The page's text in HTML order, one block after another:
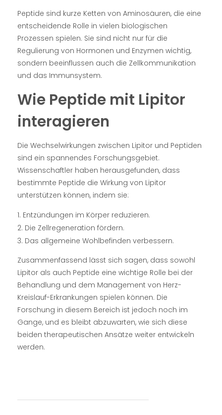
Peptide sind kurze Ketten von Aminosäuren, die eine
entscheidende Rolle in vielen biologischen
Prozessen spielen. Sie sind nicht nur für die
Regulierung von Hormonen und Enzymen wichtig,
sondern beeinflussen auch die Zellkommunikation
und das Immunsystem.
Wie Peptide mit Lipitor
interagieren
Die Wechselwirkungen zwischen Lipitor und Peptiden
sind ein spannendes Forschungsgebiet.
Wissenschaftler haben herausgefunden, dass
bestimmte Peptide die Wirkung von Lipitor
unterstützen können, indem sie:
Entzündungen im Körper reduzieren.
Die Zellregeneration fördern.
Das allgemeine Wohlbefinden verbessern.
Zusammenfassend lässt sich sagen, dass sowohl
Lipitor als auch Peptide eine wichtige Rolle bei der
Behandlung und dem Management von Herz-
Kreislauf-Erkrankungen spielen können. Die
Forschung in diesem Bereich ist jedoch noch im
Gange, und es bleibt abzuwarten, wie sich diese
beiden therapeutischen Ansätze weiter entwickeln
werden.